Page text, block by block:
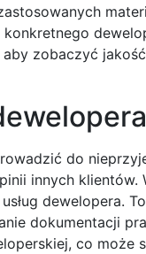
zobaczyć
do
innych klientów.
dewelopera.
dokumentacji
co może